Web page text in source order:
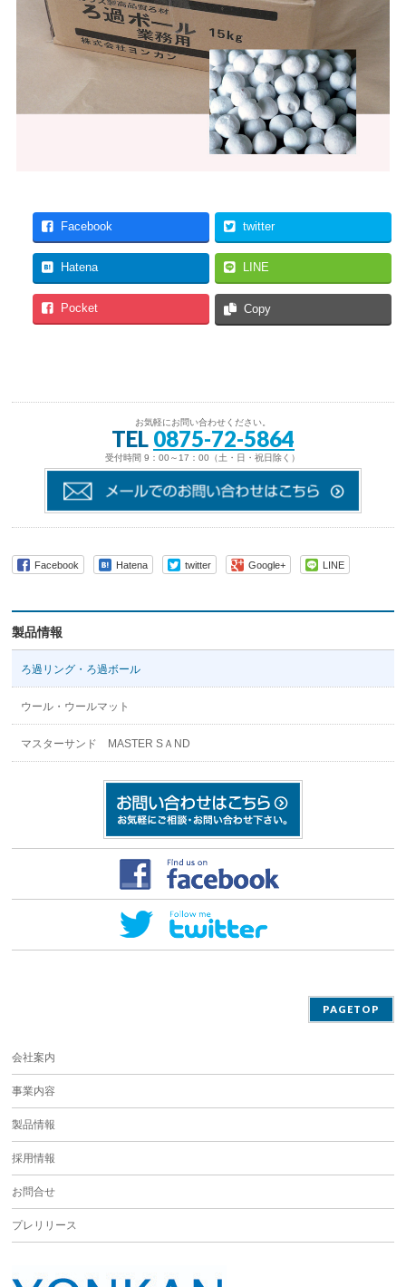
Facebook twitter
Hatena LINE
Pocket Copy
お気軽にお問い合わせください。
TEL 0875-72-5864
受付時間 9：00～17：00（土・日・祝日除く）
Facebook Hatena twitter Google+ LINE
製品情報
ろ過リング・ろ過ボール
ウール・ウールマット
マスターサンド MASTER SＡND
PAGETOP
会社案内
事業内容
製品情報
採用情報
お問合せ
プレリリース